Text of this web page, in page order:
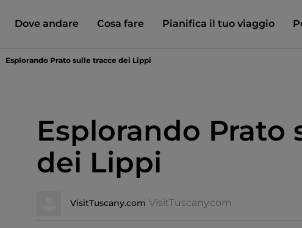
Dove andare Cosa fare Pianifica il tuo viaggio
Esplorando Prato sulle tracce dei Lippi
Esplorando Prato
dei Lippi
VisitTuscany.com VisitTuscany.com